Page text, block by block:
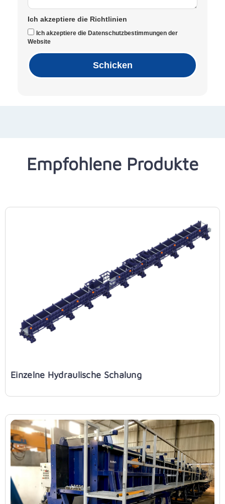
Ich akzeptiere die Richtlinien
Ich akzeptiere die Datenschutzbestimmungen der
Website
Schicken
Empfohlene Produkte
Einzelne Hydraulische Schalung